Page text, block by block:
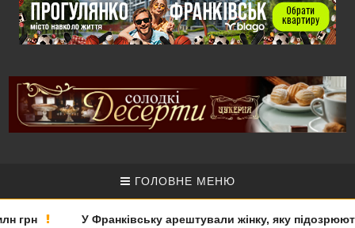
ГОЛОВНЕ МЕНЮ
грн У Франківську арештували жінку, яку